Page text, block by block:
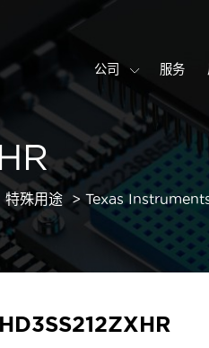
公司 服务
殊用途 Texas
HD3SS212ZXHR